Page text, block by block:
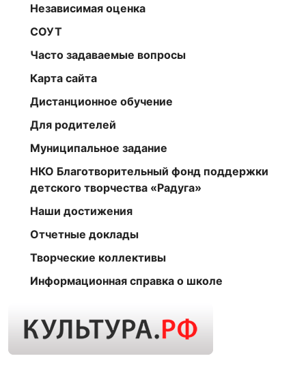
Независимая оценка
СОУТ
Часто задаваемые вопросы
Карта сайта
Дистанционное обучение
Для родителей
Муниципальное задание
НКО Благотворительный фонд поддержки
детского творчества «Радуга»
Наши достижения
Отчетные доклады
Творческие коллективы
Информационная справка о школе